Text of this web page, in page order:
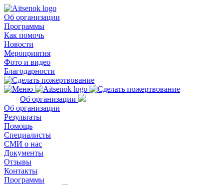
Об организации
Программы
Как помочь
Новости
Мероприятия
Фото и видео
Благодарности
Об организации
Об организации
Результаты
Помощь
Специалисты
СМИ о нас
Документы
Отзывы
Контакты
Программы